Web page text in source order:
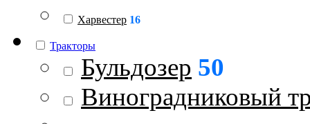
Харвестер 16
Тракторы
Бульдозер 50
Виноградниковый